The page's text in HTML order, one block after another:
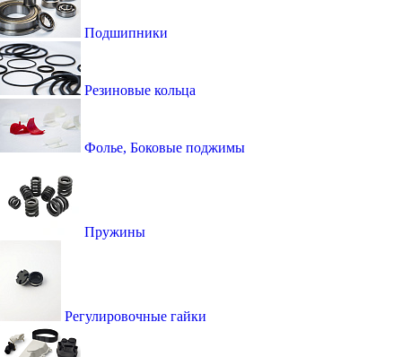
Подшипники
Резиновые кольца
Фолье, Боковые поджимы
Пружины
Регулировочные гайки